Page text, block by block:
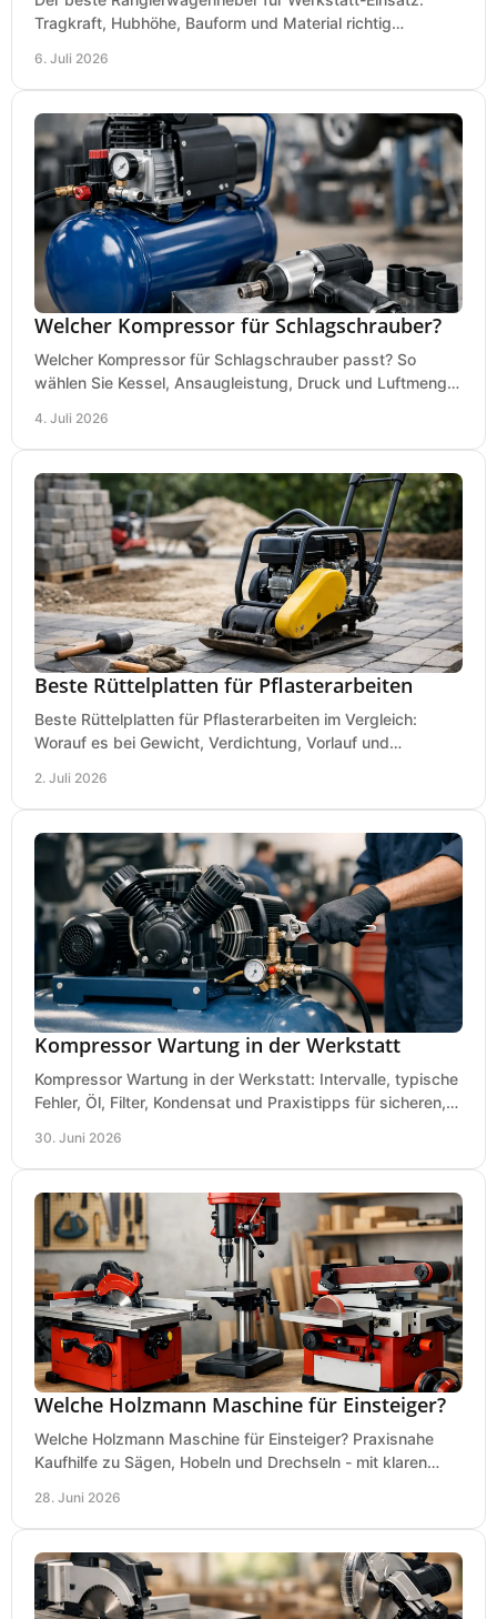
Tragkraft, Hubhöhe, Bauform und Material richtig
6. Juli 2026
Welcher Kompressor für Schlagschrauber?
Welcher Kompressor für Schlagschrauber passt? So
wählen Sie Kessel, Ansaugleistung, Druck und Luftmenge
4. Juli 2026
Beste Rüttelplatten für Pflasterarbeiten
Beste Rüttelplatten für Pflasterarbeiten im Vergleich:
Worauf es bei Gewicht, Verdichtung, Vorlauf und
2. Juli 2026
Kompressor Wartung in der Werkstatt
Kompressor Wartung in der Werkstatt: Intervalle, typische
Fehler, Öl, Filter, Kondensat und Praxistipps für sicheren,
30. Juni 2026
Welche Holzmann Maschine für Einsteiger?
Welche Holzmann Maschine für Einsteiger? Praxisnahe
Kaufhilfe zu Sägen, Hobeln und Drechseln - mit klaren
28. Juni 2026